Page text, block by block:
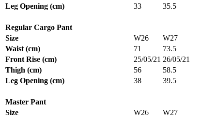
Leg Opening (cm)
33 35.5
Regular Cargo Pant
Size
W26
W27
Waist (cm)
71
73.5
Front Rise (cm)
25/05/21 26/05/21
Thigh (cm)
56
58.5
Leg Opening (cm)
38 39.5
Master Pant
Size
W26
W27